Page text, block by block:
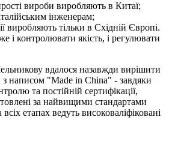
вироби виробляють в Китаї;
інженерам;
виробляють тільки в Східній Європі.
і контролювати якість, і регулювати
вдалося назавжди вирішити
з написом "Made in China" - завдяки
та постійній сертифікації,
за найвищими стандартами
всіх етапах ведуть високоваліфіковані